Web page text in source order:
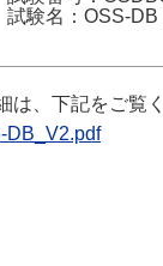
試験名：OSS-
、下記をご覧く
DB_V2.pdf